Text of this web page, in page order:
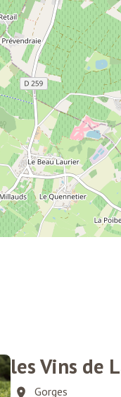
les Vins de
Gorges